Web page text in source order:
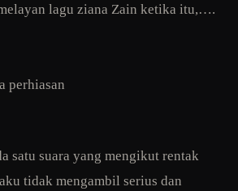
lagu ziana Zain ketika itu,….
perhiasan
satu suara yang mengikut rentak
tidak mengambil serius dan